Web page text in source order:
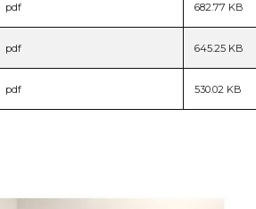
pdf 682.77 KB
pdf 645.25 KB
pdf 530.02 KB